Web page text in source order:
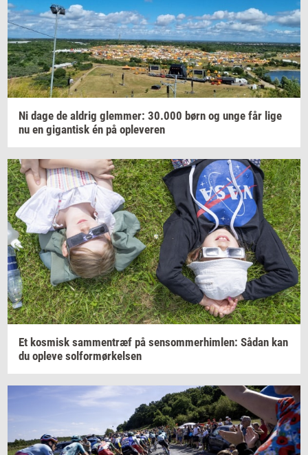
Ni dage de al­drig glem­mer: 30.000 børn og unge får lige
nu en gi­gan­tisk én på op­le­ve­ren
Et kos­misk sam­men­træf på sen­som­mer­him­len: Sådan kan
du op­le­ve sol­for­mør­kel­sen